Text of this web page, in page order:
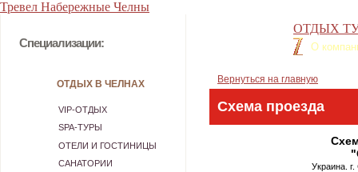
Тревел Набережные Челны
Специализации:
ОТДЫХ В ЧЕЛНАХ
VIP-ОТДЫХ
SPA-ТУРЫ
ОТЕЛИ И ГОСТИНИЦЫ
САНАТОРИИ
ОТДЫХ
О
Вернуться на главную
Схема проезда
Украина.